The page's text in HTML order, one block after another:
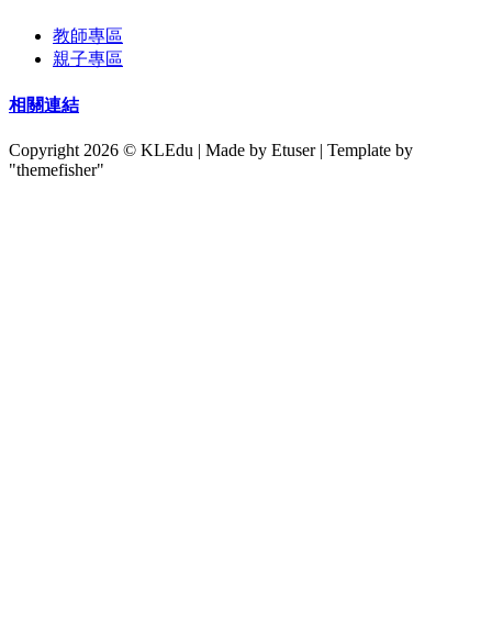
教師專區
親子專區
相關連結
Copyright 2026 © KLEdu | Made by Etuser | Template by
"themefisher"